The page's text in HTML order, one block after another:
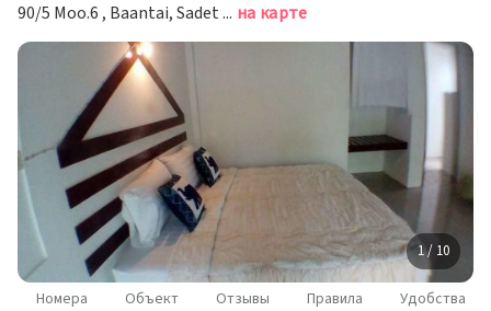
90/5 Moo.6 , Baantai, Sadet Beach, Ко-Пханган на карте
1 / 10
Номера Объект Отзывы Правила Удобства